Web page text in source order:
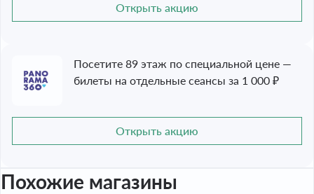
Открыть акцию
Посетите 89 этаж по специальной цене —
билеты на отдельные сеансы за 1 000 ₽
Открыть акцию
Похожие магазины